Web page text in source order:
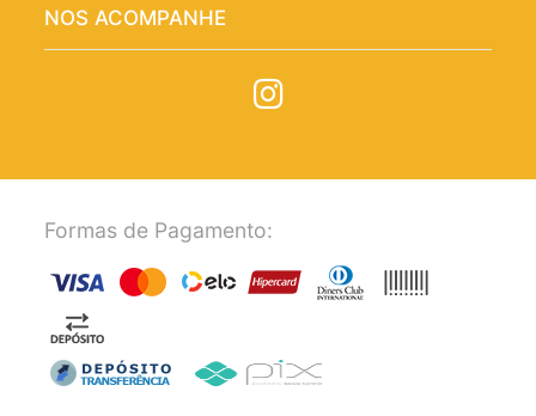
NOS ACOMPANHE
Formas de Pagamento: